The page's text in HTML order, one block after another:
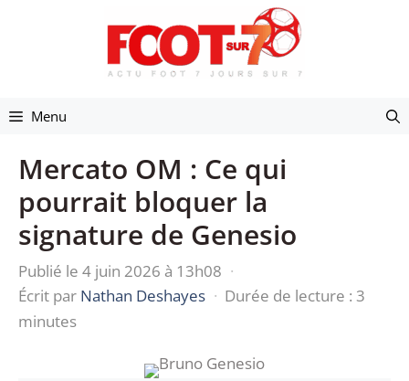
Menu
Mercato OM : Ce qui
pourrait bloquer la
signature de Genesio
Publié le 4 juin 2026 à 13h08 ·
Écrit par Nathan Deshayes · Durée de lecture : 3
minutes